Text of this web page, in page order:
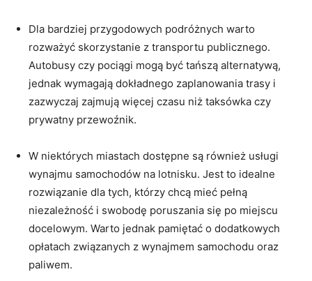
Dla bardziej ​przygodowych podróżnych warto
rozważyć skorzystanie z‌ transportu publicznego.
Autobusy czy pociągi mogą być tańszą alternatywą,
jednak wymagają dokładnego zaplanowania trasy i
zazwyczaj zajmują więcej czasu niż taksówka czy
prywatny przewoźnik.
W niektórych ⁤miastach ​dostępne są również usługi
wynajmu samochodów na lotnisku. Jest to idealne‌
rozwiązanie dla tych, którzy chcą mieć pełną
niezależność i swobodę poruszania⁣ się po miejscu​
docelowym. ‌Warto jednak pamiętać o dodatkowych⁣
opłatach związanych⁣ z wynajmem samochodu oraz
paliwem.